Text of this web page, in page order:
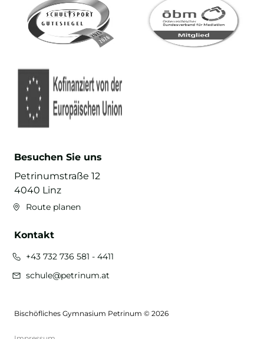
Besuchen Sie uns
Petrinumstraße 12
4040 Linz
Route planen
Kontakt
+43 732 736 581 - 4411
schule@petrinum.at
Bischöfliches Gymnasium Petrinum © 2026